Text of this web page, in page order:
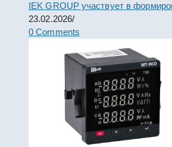
IEK GROUP участвует в
23.02.2026/
0 Comments